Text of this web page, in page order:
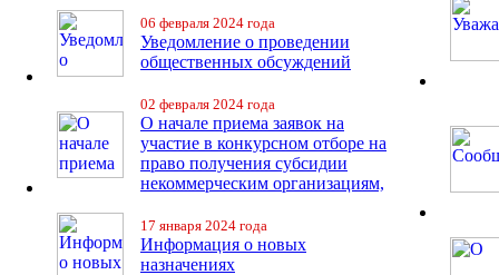
06 февраля 2024 года
Уведомление о проведении
общественных обсуждений
02 февраля 2024 года
О начале приема заявок на
участие в конкурсном отборе на
право получения субсидии
некоммерческим организациям,
17 января 2024 года
Информация о новых
назначениях